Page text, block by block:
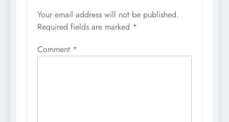
Your email address will not be published.
Required fields are marked *
Comment *